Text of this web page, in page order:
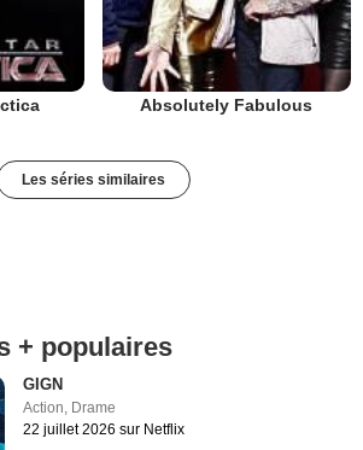
Absolutely Fabulous
Les séries similaires
+ populaires
GIGN
Action Drame
22 juillet 2026 sur Netflix